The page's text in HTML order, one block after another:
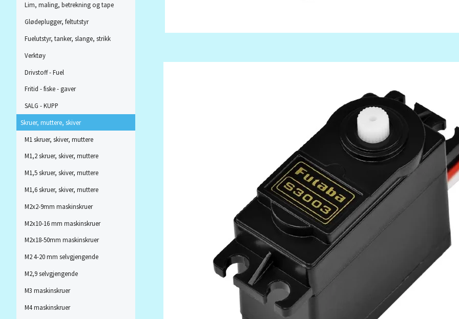
Lim, maling, betrekning og tape
Glødeplugger, feltutstyr
Fuelutstyr, tanker, slange, strikk
Verktøy
Drivstoff - Fuel
Fritid - fiske - gaver
SALG - KUPP
Skruer, muttere, skiver
M1 skruer, skiver, muttere
M1,2 skruer, skiver, muttere
M1,5 skruer, skiver, muttere
M1,6 skruer, skiver, muttere
M2x2-9mm maskinskruer
M2x10-16 mm maskinskruer
M2x18-50mm maskinskruer
M2 4-20 mm selvgjengende
M2,9 selvgjengende
M3 maskinskruer
M4 maskinskruer